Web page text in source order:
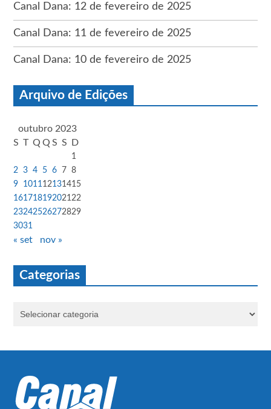
Canal Dana: 12 de fevereiro de 2025
Canal Dana: 11 de fevereiro de 2025
Canal Dana: 10 de fevereiro de 2025
Arquivo de Edições
outubro 2023
S T Q Q S S D
1
2
3 4 5 6 7 8
9
1011 12131415
161718192021 22
23242526272829
3031
« set nov »
Categorias